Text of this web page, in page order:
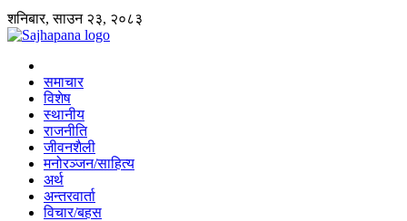
शनिबार, साउन २३, २०८३
समाचार
विशेष
स्थानीय
राजनीति
जीवनशैली
मनोरञ्जन/साहित्य
अर्थ
अन्तरवार्ता
विचार/बहस